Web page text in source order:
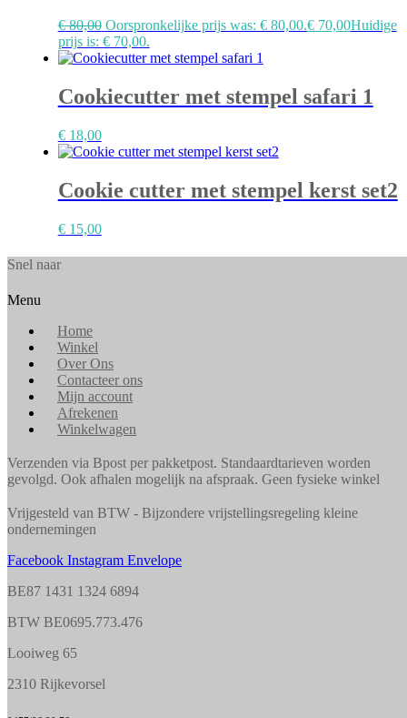
€80,00 Oorspronkelijke prijs was: € 80,00.€70,00Huidige
prijs is: € 70,00.
Cookiecutter met stempel safari 1
€18,00
Cookie cutter met stempel kerst set2
€15,00
Snel naar
Menu
Home
Winkel
Over Ons
Contacteer ons
Mijn account
Afrekenen
Winkelwagen
Verzenden via Bpost per pakketpost. Standaardtarieven worden
gevolgd. Ook afhalen mogelijk na afspraak. Geen fysieke winkel
Vrijgesteld van BTW - Bijzondere vrijstellingsregeling kleine
ondernemingen
Facebook Instagram Envelope
BE87 1431 1324 6894
BTW BE0695.773.476
Looiweg 65
2310 Rijkevorsel